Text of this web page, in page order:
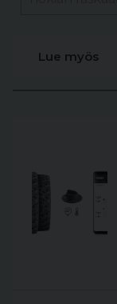
Lue myös